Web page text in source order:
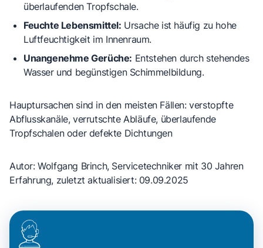
überlaufenden Tropfschale.
Feuchte Lebensmittel: Ursache ist häufig zu hohe
Luftfeuchtigkeit im Innenraum.
Unangenehme Gerüche: Entstehen durch stehendes
Wasser und begünstigen Schimmelbildung.
Hauptursachen sind in den meisten Fällen: verstopfte
Abflusskanäle, verrutschte Abläufe, überlaufende
Tropfschalen oder defekte Dichtungen
Autor: Wolfgang Brinch, Servicetechniker mit 30 Jahren
Erfahrung, zuletzt aktualisiert: 09.09.2025